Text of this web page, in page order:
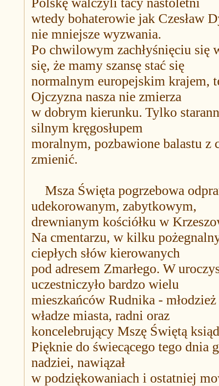
wtedy bohaterowie jak Czesław
nie mniejsze wyzwania.
Po chwilowym zachłyśnięciu się
się, że mamy szansę stać się
normalnym europejskim krajem,
Ojczyzna nasza nie zmierza
w dobrym kierunku. Tylko
silnym kręgosłupem
moralnym, pozbawione balastu z
zmienić.
Msza Święta pogrzebowa
udekorowanym, zabytkowym,
drewnianym kościółku w
Na cmentarzu, w kilku
ciepłych słów kierowanych
pod adresem Zmarłego. W
uczestniczyło bardzo wielu
mieszkańców Rudnika -
władze miasta, radni oraz
koncelebrujący Mszę Świętą
Pięknie do świecącego tego dnia
nadziei, nawiązał
w podziękowaniach i ostatniej